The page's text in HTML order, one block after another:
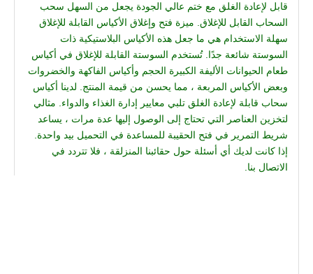
قابل لإعادة الغلق مع ختم عالي الجودة يجعل من السهل سحب
السحاب القابل للإغلاق. ميزة فتح وإغلاق الأكياس القابلة للإغلاق
سهلة الاستخدام هي ما جعل هذه الأكياس البلاستيكية ذات
السوستة شائعة جدًا. تُستخدم السوستة القابلة للإغلاق في أكياس
طعام الحيوانات الأليفة الكبيرة الحجم وأكياس الفاكهة والخضروات
وبعض الأكياس المربعة ، مما يحسن من قيمة المنتج. لدينا أكياس
سحاب قابلة لإعادة الغلق تلبي معايير إدارة الغذاء والدواء. مثالي
لتخزين العناصر التي تحتاج إلى الوصول إليها عدة مرات ، يساعد
شريط التمرير في فتح الحقيبة للمساعدة في التحميل بيد واحدة.
إذا كانت لديك أي أسئلة حول حقائبنا المنزلقة ، فلا تتردد في
الاتصال بنا.